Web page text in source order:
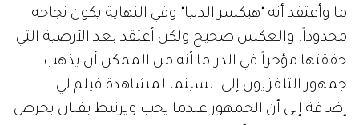
ما وأعتقد أنه "هيكسر الدنيا" وفي النهاية يكون نجاحه
محدوداً. والعكس صحيح ولكن أعتقد بعد الأرضية التي
حققتها مؤخراً في الدراما أنه من الممكن أن يذهب
جمهور التلفزيون إلى السينما لمشاهدة فيلم لي،
إضافة إلى أن الجمهور عندما يحب ويرتبط بفنان يحرص